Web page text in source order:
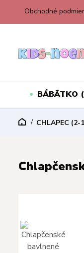
Obchodné
BÁBÄTKO
CHLAPEC (2-